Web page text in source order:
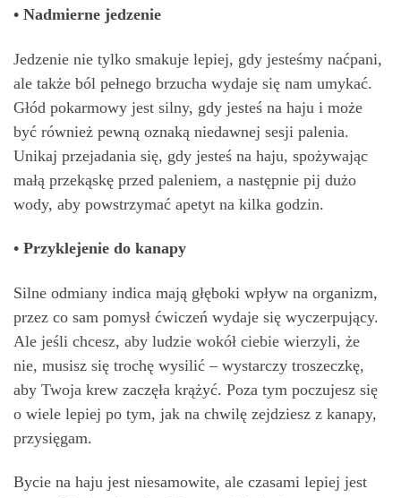
• Nadmierne jedzenie
Jedzenie nie tylko smakuje lepiej, gdy jesteśmy naćpani,
ale także ból pełnego brzucha wydaje się nam umykać.
Głód pokarmowy jest silny, gdy jesteś na haju i może
być również pewną oznaką niedawnej sesji palenia.
Unikaj przejadania się, gdy jesteś na haju, spożywając
małą przekąskę przed paleniem, a następnie pij dużo
wody, aby powstrzymać apetyt na kilka godzin.
• Przyklejenie do kanapy
Silne odmiany indica mają głęboki wpływ na organizm,
przez co sam pomysł ćwiczeń wydaje się wyczerpujący.
Ale jeśli chcesz, aby ludzie wokół ciebie wierzyli, że
nie, musisz się trochę wysilić – wystarczy troszeczkę,
aby Twoja krew zaczęła krążyć. Poza tym poczujesz się
o wiele lepiej po tym, jak na chwilę zejdziesz z kanapy,
przysięgam.
Bycie na haju jest niesamowite, ale czasami lepiej jest